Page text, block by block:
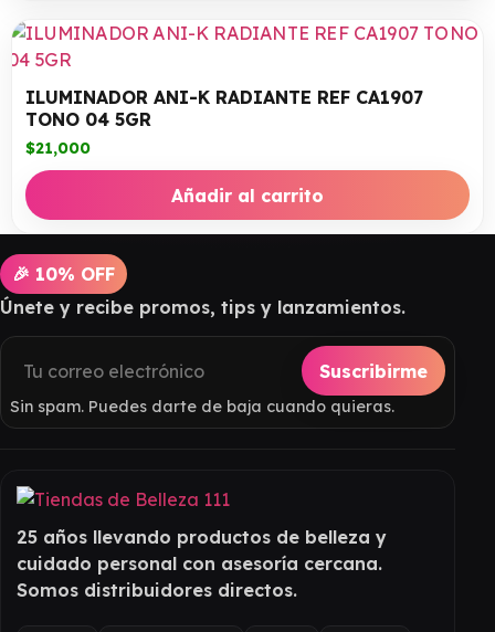
ILUMINADOR ANI-K RADIANTE REF CA1907
TONO 04 5GR
$21,000
Añadir al carrito
🎉 10% OFF
Únete y recibe promos, tips y lanzamientos.
Suscribirme
Sin spam. Puedes darte de baja cuando quieras.
25 años llevando productos de belleza y
cuidado personal con asesoría cercana.
Somos distribuidores directos.